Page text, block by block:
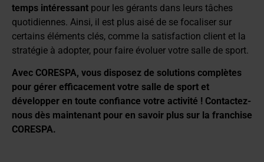
temps intéressant pour les gérants dans leurs tâches
quotidiennes. Ainsi, il est plus aisé de se focaliser sur
certains éléments clés, comme la satisfaction client et la
stratégie à adopter, pour faire évoluer votre salle de sport.
Avec CORESPA, vous disposez de solutions complètes
pour gérer efficacement votre salle de sport et
développer en toute confiance votre activité ! Contactez-
nous dès maintenant pour en savoir plus sur la franchise
CORESPA.